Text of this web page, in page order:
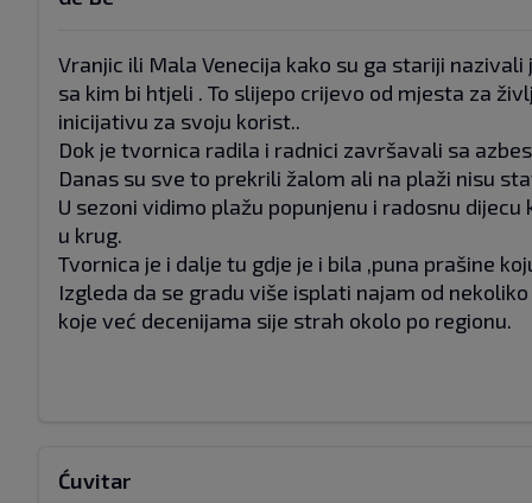
Vranjic ili Mala Venecija kako su ga stariji
sa kim bi htjeli . To slijepo crijevo od mjesta za
inicijativu za svoju korist..
Dok je tvornica radila i radnici završavali sa
Danas su sve to prekrili žalom ali na plaži nisu
U sezoni vidimo plažu popunjenu i radosnu
u krug.
Tvornica je i dalje tu gdje je i bila ,puna prašine
Izgleda da se gradu više isplati najam od
koje već decenijama sije strah okolo po regionu.
Ćuvitar